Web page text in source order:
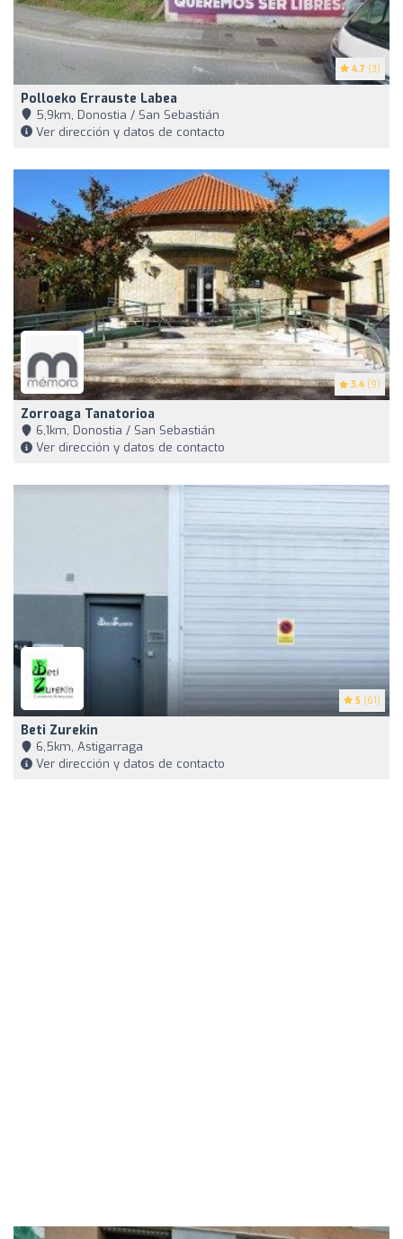
4.7 (3)
Polloeko Errauste Labea
5,9km, Donostia / San Sebastián
Ver dirección y datos de contacto
3.4 (9)
Zorroaga Tanatorioa
6,1km, Donostia / San Sebastián
Ver dirección y datos de contacto
5 (61)
Beti Zurekin
6,5km, Astigarraga
Ver dirección y datos de contacto